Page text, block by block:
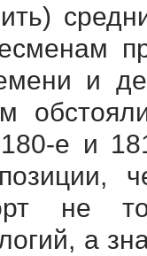
и
180-е и
не
а